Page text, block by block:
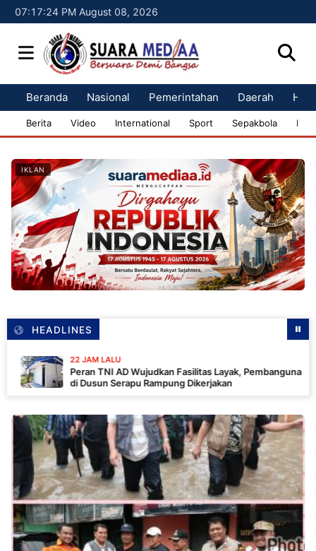
07:17:25 PM August 08, 2026
Beranda Nasional Pemerintahan Daerah
Berita Video International Sport Sepakbola
IKLAN
HEADLINES
22 JAM LALU
Peran TNI AD Wujudkan Fasilitas Layak, Pembangunan MCK
di Dusun Serapu Rampung Dikerjakan